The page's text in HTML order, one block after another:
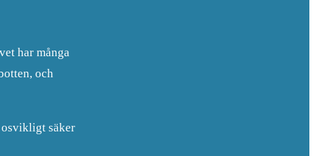
har många
och
säker